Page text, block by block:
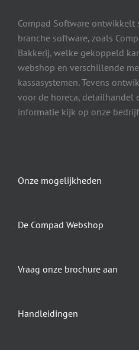
Compad Software
branche software, zoals
Bakkerij, welke gekoppeld
webshop en verschillende
kassasystemen. Tevens
voor de horeca, detailhandel
informatie kijk op onze
Onze mogelijkheden
De Compad Webshop
Vraag onze brochure aan
Handleidingen